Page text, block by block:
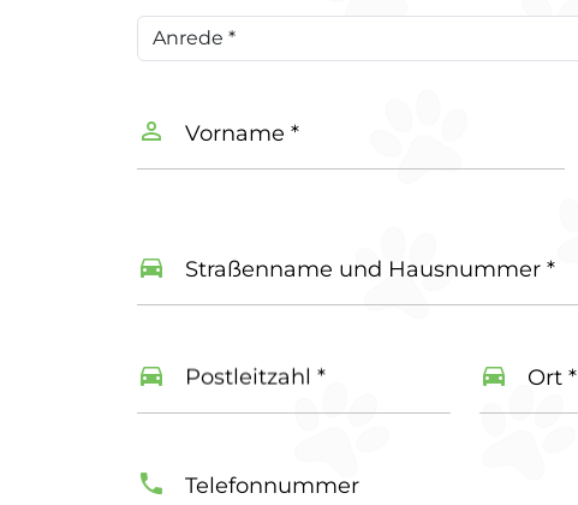
Vorname *
Straßenname und Hausnummer *
Postleitzahl * Ort *
Telefonnummer